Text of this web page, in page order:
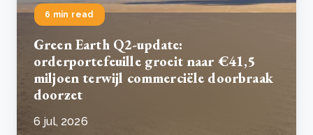
6 min read
Green Earth Q2-update:
orderportefeuille groeit naar €41,5
miljoen terwijl commerciële doorbraak
doorzet
6 jul, 2026